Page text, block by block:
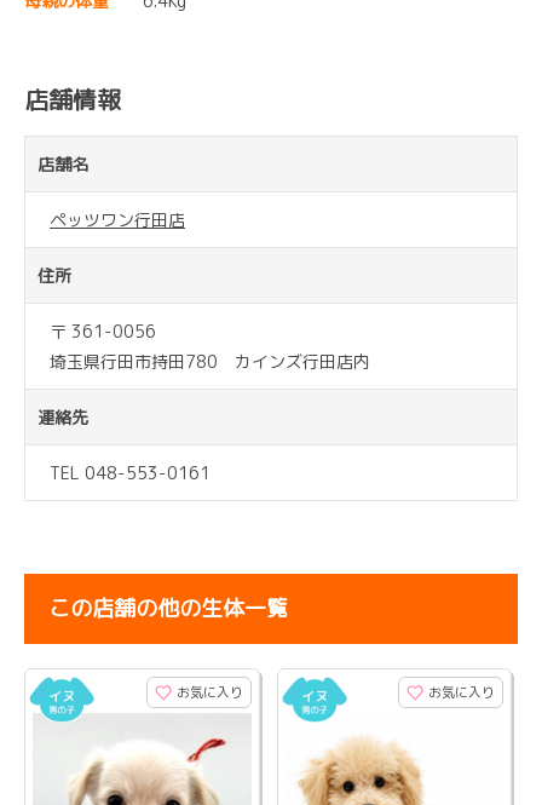
店舗情報
店舗名
ペッツワン行田店
住所
〒 361-0056
埼玉県行田市持田780 カインズ行田店内
連絡先
TEL 048-553-0161
この店舗の他の生体一覧
お気に入り お気に入り